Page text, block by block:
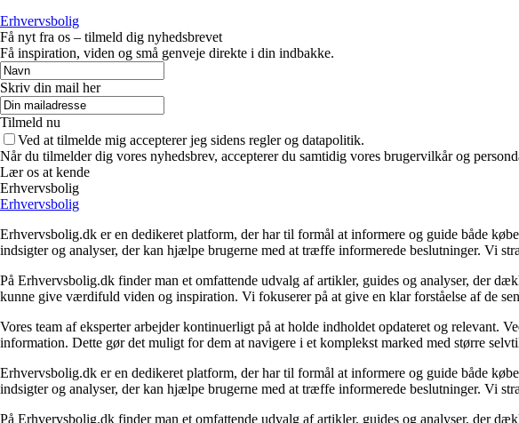
Erhvervsbolig
Få nyt fra os – tilmeld dig nyhedsbrevet
Få inspiration, viden og små genveje direkte i din indbakke.
Skriv din mail her
Tilmeld nu
Ved at tilmelde mig accepterer jeg sidens regler og datapolitik.
Når du tilmelder dig vores nyhedsbrev, accepterer du samtidig vores brugervilkår og
Lær os at kende
Erhvervsbolig
Erhvervsbolig
Erhvervsbolig.dk er en dedikeret platform, der har til formål at informere og guide både
indsigter og analyser, der kan hjælpe brugerne med at træffe informerede beslutninger. Vi
På Erhvervsbolig.dk finder man et omfattende udvalg af artikler, guides og analyser, der
kunne give værdifuld viden og inspiration. Vi fokuserer på at give en klar forståelse af de
Vores team af eksperter arbejder kontinuerligt på at holde indholdet opdateret og relevant.
information. Dette gør det muligt for dem at navigere i et komplekst marked med større
Erhvervsbolig.dk er en dedikeret platform, der har til formål at informere og guide både
indsigter og analyser, der kan hjælpe brugerne med at træffe informerede beslutninger. Vi
På Erhvervsbolig.dk finder man et omfattende udvalg af artikler, guides og analyser, der